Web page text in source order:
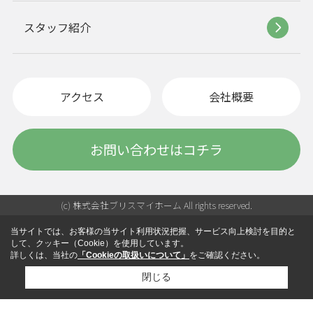
スタッフ紹介
アクセス 会社概要
お問い合わせはコチラ
(c) 株式会社ブリスマイホーム All rights reserved.
当サイトでは、お客様の当サイト利用状況把握、サービス向上検討を目的と
して、クッキー（Cookie）を使用しています。
詳しくは、当社の 「Cookieの取扱いについて」 をご確認ください。
閉じる